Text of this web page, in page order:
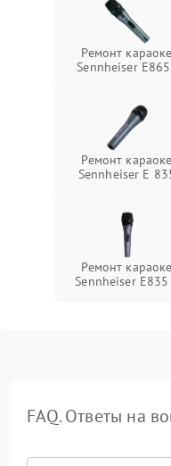
Ремонт караоке
Sennheiser
Ремонт караоке
Sennheiser E
Ремонт караоке
Sennheiser E835
FAQ. Ответы на